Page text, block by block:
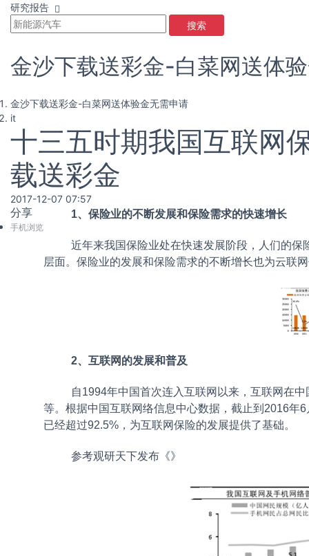
研究报告
搜索
金沙下载送彩金-白菜网送体
金沙下载送彩金-白菜网送体验金无需申请
it
十三五时期我国互联网
载送彩金
2017-12-07 07:57
分享
手机浏览
1、保险业的不断发展和保险需求的快速增长
近年来我国保险业处在快速发展阶段，人们的
层面。保险业的发展和保险需求的不断增长也为云联
2、互联网的发展和普及
自1994年中国首次连入互联网以来，互联网在
等。根据中国互联网络信息中心数据，截止到2016年
已经超过92.5%，为互联网保险的发展提供了基础。
参考观研天下发布《》